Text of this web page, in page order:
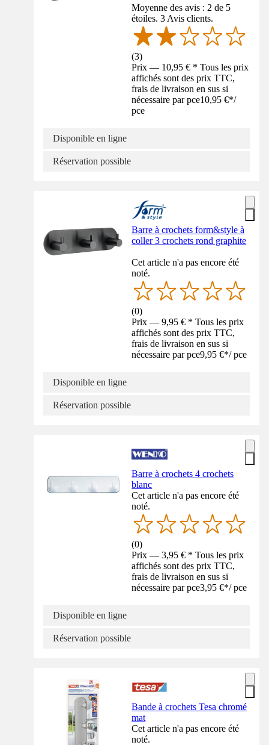
Moyenne des avis : 2 de 5
étoiles. 3 Avis clients.
(3)
Prix — 10,95 € * Tous les prix
affichés sont des prix TTC,
frais de livraison en sus si
nécessaire par pce10,95 €*/
pce
Disponible en ligne
Réservation possible
Barre à crochets form&style à
coller 3 crochets rond graphite
Cet article n'a pas encore été
noté.
(0)
Prix — 9,95 € * Tous les prix
affichés sont des prix TTC,
frais de livraison en sus si
nécessaire par pce9,95 €*/ pce
Disponible en ligne
Réservation possible
Barre à crochets 4 crochets
blanc
Cet article n'a pas encore été
noté.
(0)
Prix — 3,95 € * Tous les prix
affichés sont des prix TTC,
frais de livraison en sus si
nécessaire par pce3,95 €*/ pce
Disponible en ligne
Réservation possible
Bande à crochets Tesa chromé
mat
Cet article n'a pas encore été
noté.